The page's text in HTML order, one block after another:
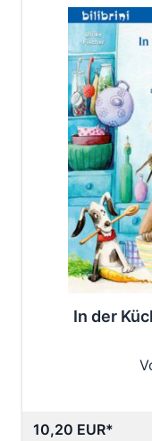
In der
10,20 EUR